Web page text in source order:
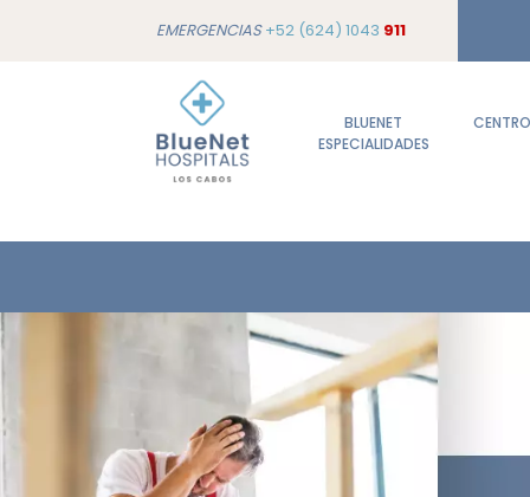
EMERGENCIAS+52 (624) 1043 911
BLUENET
ESPECIALIDADES